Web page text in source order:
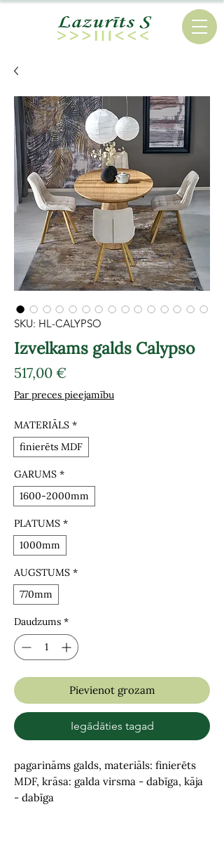
SKU: HL-CALYPSO
Izvelkams galds Calypso
517,00 €Cena
Par preces pieejamību
MATERIĀLS *
finierēts MDF
GARUMS *
1600-2000mm
PLATUMS *
1000mm
AUGSTUMS *
770mm
Daudzums *
Pievienot grozam
Iegādāties tagad
pagarināms galds, materiāls: finierēts
MDF, krāsa: galda virsma - dabīga, kāja
- dabīga